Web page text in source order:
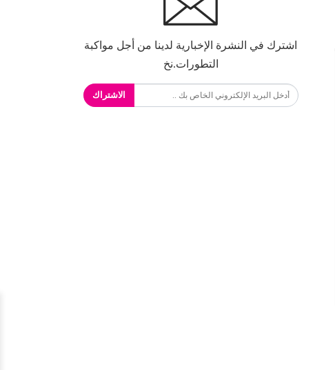
اشترك في النشرة الإخبارية لدينا من أجل مواكبة
التطورات.نخ
الاشتراك